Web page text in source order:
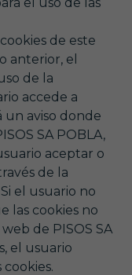
de este
anterior, el
de la
accede a
un aviso donde
SA POBLA,
aceptar o
de la
el usuario no
las cookies no
de PISOS SA
el usuario